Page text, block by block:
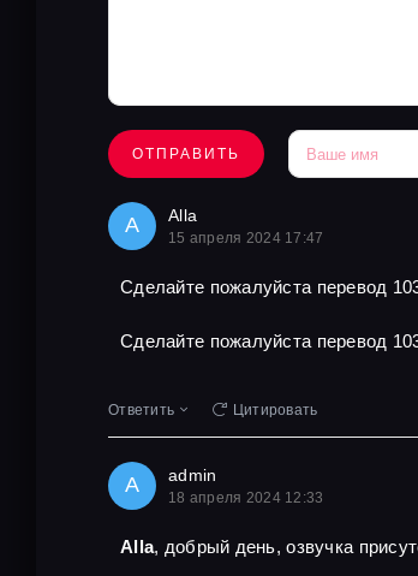
ОТПРАВИТЬ
A Alla
15 апреля 2024 17:47
Сделайте пожалуйста перевод
Сделайте пожалуйста перевод
Ответить Цитировать
A admin
18 апреля 2024 12:33
Alla, добрый день, озвучка